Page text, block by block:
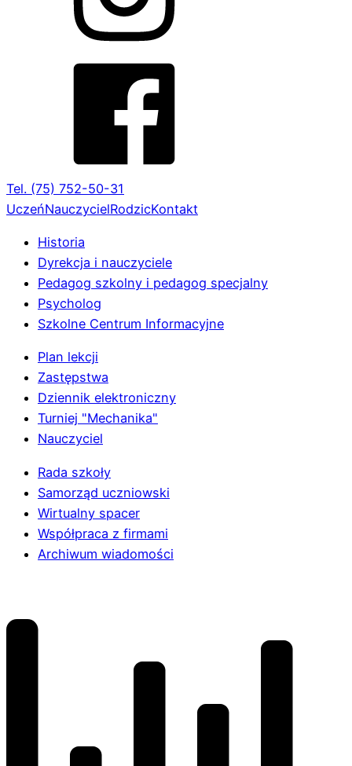
Tel. (75) 752-50-31
UczeńNauczycielRodzicKontakt
Historia
Dyrekcja i nauczyciele
Pedagog szkolny i pedagog specjalny
Psycholog
Szkolne Centrum Informacyjne
Plan lekcji
Zastępstwa
Dziennik elektroniczny
Turniej "Mechanika"
Nauczyciel
Rada szkoły
Samorząd uczniowski
Wirtualny spacer
Współpraca z firmami
Archiwum wiadomości